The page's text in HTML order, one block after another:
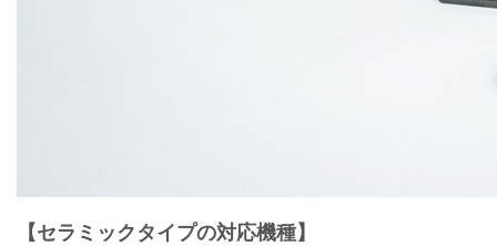
【セラミックタイプの対応機種】